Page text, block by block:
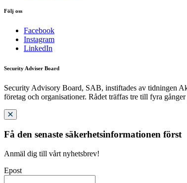
Följ oss
Facebook
Instagram
LinkedIn
Security Adviser Board
Security Advisory Board, SAB, instiftades av tidningen
företag och organisationer. Rådet träffas tre till fyra
Få den senaste säkerhetsinformationen först
Anmäl dig till vårt nyhetsbrev!
Epost